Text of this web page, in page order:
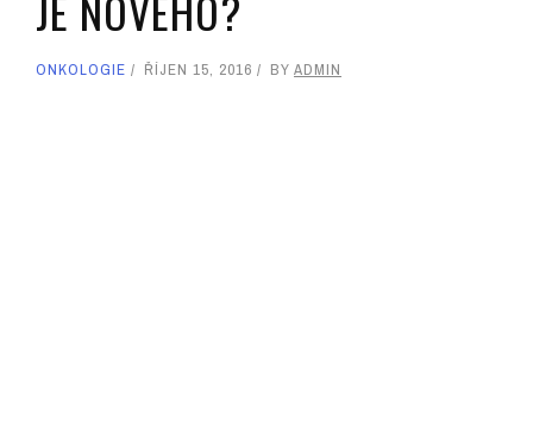
ONKOLOGIE ŘÍJEN 15, 2016 BY ADMIN